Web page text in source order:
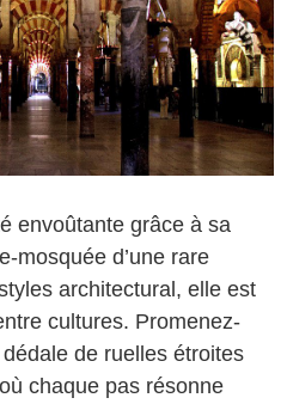
envoûtante grâce à sa
mosquée d’une rare
architectural, elle est
cultures. Promenez-
de ruelles étroites
chaque pas résonne